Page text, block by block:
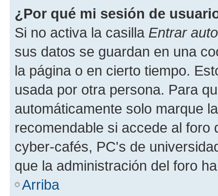
¿Por qué mi sesión de
Si no activa la casilla Entrar
sus datos se guardan en una
la página o en cierto tiempo.
usada por otra persona. Para
automáticamente solo marque
recomendable si accede al foro
cyber-cafés, PC's de
que la administración del foro
Arriba